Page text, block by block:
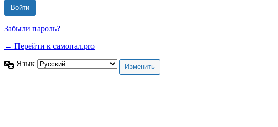
Забыли пароль?
← Перейти к самопал.pro
Язык